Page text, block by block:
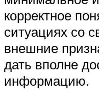
корректное
ситуациях со
внешние
дать вполне
информацию.